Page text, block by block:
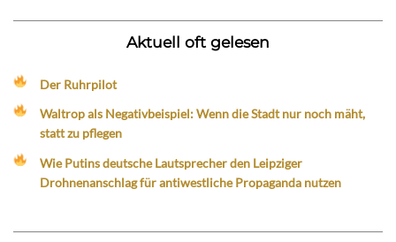
Aktuell oft gelesen
Der Ruhrpilot
Waltrop als Negativbeispiel: Wenn die Stadt nur noch mäht,
statt zu pflegen
Wie Putins deutsche Lautsprecher den Leipziger
Drohnenanschlag für antiwestliche Propaganda nutzen